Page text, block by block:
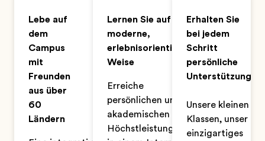
Lebe auf
dem
Campus
mit
Freunden
aus über
60
Ländern
Lernen Sie auf
moderne,
erlebnisorientierte
Weise
Erreiche
persönlichen und
akademischen
Höchstleistungen
Erhalten Sie
bei jedem
Schritt
persönliche
Unterstützung
Unsere kleinen
Klassen, unser
einzigartiges